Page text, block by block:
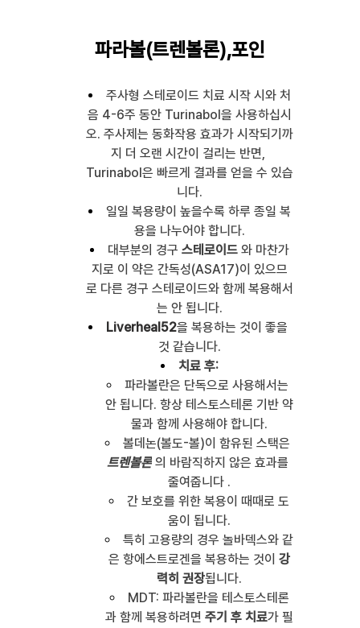
파라볼(트렌볼론),포인
주사형 스테로이드 치료 시작 시와 처
음 4-6주 동안 Turinabol을 사용하십시
오. 주사제는 동화작용 효과가 시작되기까
지 더 오랜 시간이 걸리는 반면,
Turinabol은 빠르게 결과를 얻을 수 있습
니다.
일일 복용량이 높을수록 하루 종일 복
용을 나누어야 합니다.
대부분의 경구 스테로이드 와 마찬가
지로 이 약은 간독성(ASA17)이 있으므
로 다른 경구 스테로이드와 함께 복용해서
는 안 됩니다.
Liverheal52을 복용하는 것이 좋을
것 같습니다.
치료 후:
파라볼란은 단독으로 사용해서는
안 됩니다. 항상 테스토스테론 기반 약
물과 함께 사용해야 합니다.
볼데논(볼도-볼)이 함유된 스택은
트렌볼론 의 바람직하지 않은 효과를
줄여줍니다 .
간 보호를 위한 복용이 때때로 도
움이 됩니다.
특히 고용량의 경우 놀바덱스와 같
은 항에스트로겐을 복용하는 것이 강
력히 권장됩니다.
MDT: 파라볼란을 테스토스테론
과 함께 복용하려면 주기 후 치료가 필